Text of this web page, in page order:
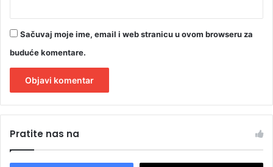
Sačuvaj moje ime, email i web stranicu u ovom browseru za
buduće komentare.
tPratite nas na